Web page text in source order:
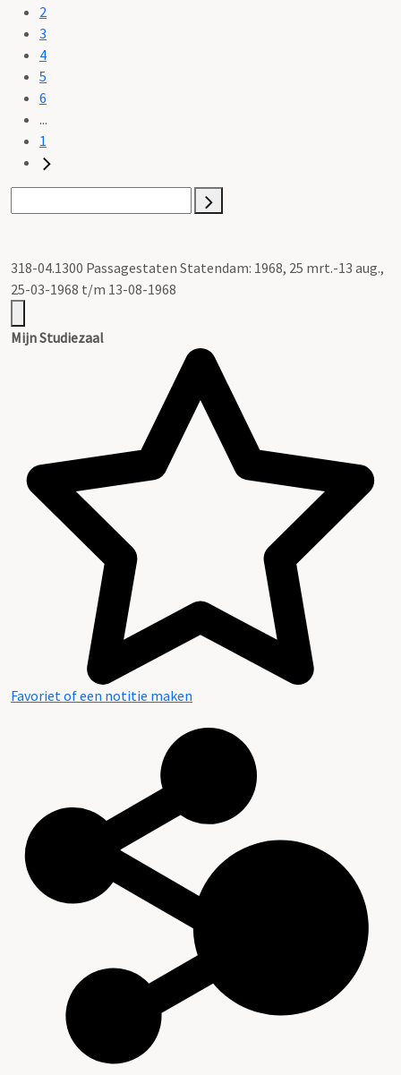
2
3
4
5
6
...
1
318-04.1300 Passagestaten Statendam: 1968, 25 mrt.-13 aug.,
25-03-1968 t/m 13-08-1968
Mijn Studiezaal
Favoriet of een notitie maken